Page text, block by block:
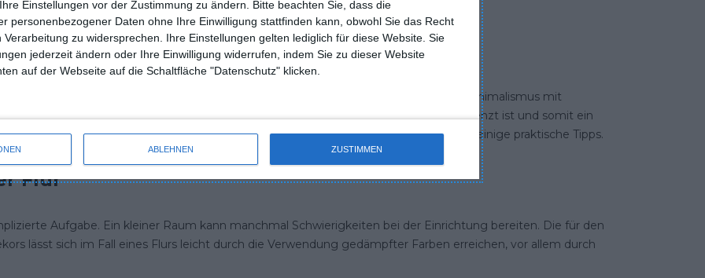
Einstellungen vor der Zustimmung zu ändern.
Bitte beachten Sie, dass die
personenbezogener Daten ohne Ihre Einwilligung stattfinden kann, obwohl Sie das Recht
Verarbeitung zu widersprechen. Ihre Einstellungen gelten lediglich für diese Website. Sie
jederzeit ändern oder Ihre Einwilligung widerrufen, indem Sie zu dieser Website
auf der Webseite auf die Schaltfläche "Datenschutz" klicken.
ABLEHNEN ZUSTIMMEN
der letzten Jahre. Loft basiert hauptsächlich auf dem industriellen Stil, der von Minimalismus mit
Korridor ist der perfekte Ort für eine Inneneinrichtung im Loft-Stil, da der Platz begrenzt ist und somit ein
Wie dekoriert man einenDachboden/industriellen Flur? Im Folgenden finden Sie einige praktische Tipps.
Flur
Aufgabe. Ein kleiner Raum kann manchmal Schwierigkeiten bei der Einrichtung bereiten. Die für den
lässt sich im Fall eines Flurs leicht durch die Verwendung gedämpfter Farben erreichen, vor allem durch